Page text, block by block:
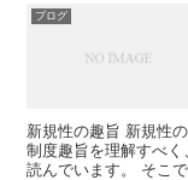
ブログ
新規性の趣旨 新規性
制度趣旨を理解すべ
読んでいます。 そこ